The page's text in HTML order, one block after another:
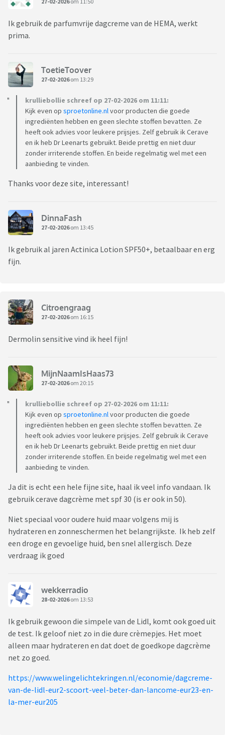
Ik gebruik de parfumvrije dagcreme van de HEMA, werkt
prima.
ToetieToover
27-02-2026om 13:29
krulliebollie schreef op 27-02-2026 om 11:11:
Kijk even op sproetonline.nlvoor producten die goede
ingrediënten hebben en geen slechte stoffen bevatten. Ze
heeft ook advies voor leukere prijsjes. Zelf gebruik ik Cerave
en ik heb Dr Leenarts gebruikt. Beide prettig en niet duur
zonder irriterende stoffen. En beide regelmatig wel met een
aanbieding te vinden.
Thanks voor deze site, interessant!
DinnaFash
27-02-2026om 13:45
Ik gebruik al jaren Actinica Lotion SPF50+, betaalbaar en erg
fijn.
Citroengraag
27-02-2026om 16:15
Dermolin sensitive vind ik heel fijn!
MijnNaamIsHaas73
27-02-2026om 20:15
krulliebollie schreef op 27-02-2026 om 11:11:
Kijk even op sproetonline.nlvoor producten die goede
ingrediënten hebben en geen slechte stoffen bevatten. Ze
heeft ook advies voor leukere prijsjes. Zelf gebruik ik Cerave
en ik heb Dr Leenarts gebruikt. Beide prettig en niet duur
zonder irriterende stoffen. En beide regelmatig wel met een
aanbieding te vinden.
Ja dit is echt een hele fijne site, haal ik veel info vandaan. Ik
gebruik cerave dagcrème met spf 30 (is er ook in 50).
Niet speciaal voor oudere huid maar volgens mij is
hydrateren en zonneschermen het belangrijkste. Ik heb zelf
een droge en gevoelige huid, ben snel allergisch. Deze
verdraag ik goed
wekkerradio
28-02-2026om 13:53
Ik gebruik gewoon die simpele van de Lidl, komt ook goed uit
de test. Ik geloof niet zo in die dure crèmepjes. Het moet
alleen maar hydrateren en dat doet de goedkope dagcrème
net zo goed.
https://www.welingelichtekringen.nl/economie/dagcreme-
van-de-lidl-eur2-scoort-veel-beter-dan-lancome-eur23-en-
la-mer-eur205